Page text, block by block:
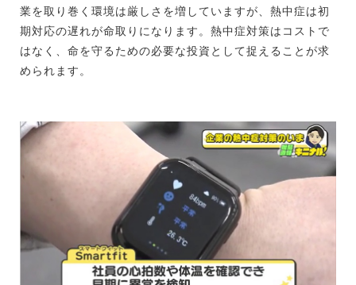
業を取り巻く環境は厳しさを増していますが、熱中症は初
期対応の遅れが命取りになります。熱中症対策はコストで
はなく、命を守るための必要な投資として捉えることが求
められます。